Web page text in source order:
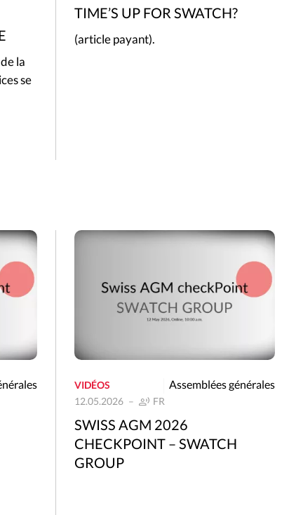
la
se
TIME’S UP FOR SWATCH?
(article payant).
VIDÉOS Assemblées générales
12.05.2026 FR
SWISS AGM 2026
CHECKPOINT – SWATCH
GROUP